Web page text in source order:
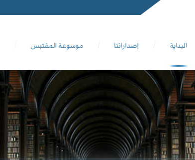
البداية إصداراتنا موسوعة المقتبس